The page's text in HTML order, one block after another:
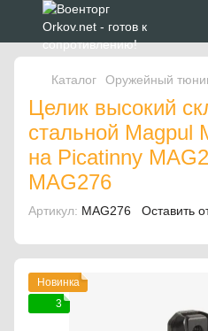
Каталог Оружейный
Целик высокий
стальной Magpul
на Picatinny
MAG276
Артикул: MAG276 Оставить
Новинка
3